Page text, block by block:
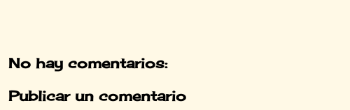
No hay comentarios:
Publicar un comentario